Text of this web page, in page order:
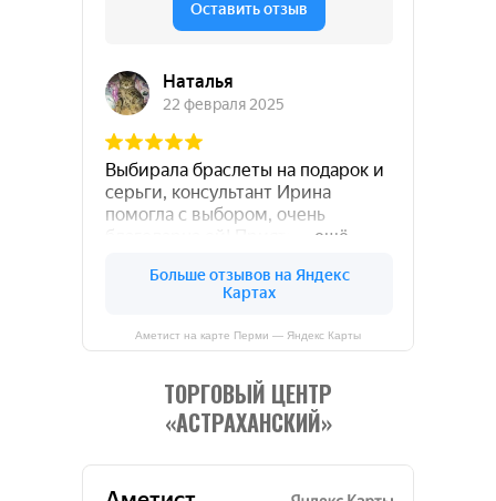
Аметист на карте Перми — Яндекс Карты
ТОРГОВЫЙ ЦЕНТР
«АСТРАХАНСКИЙ»